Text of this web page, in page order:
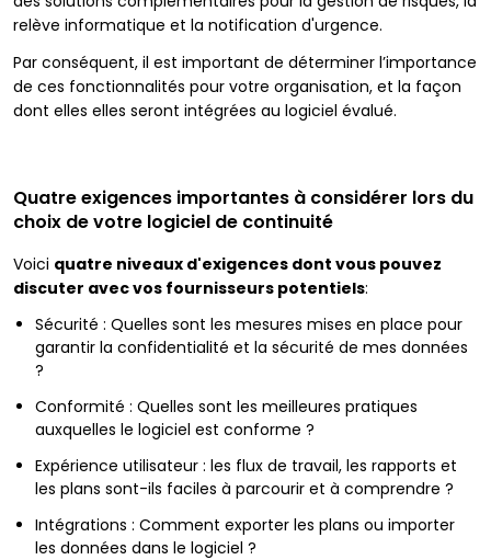
relève informatique et la notification d'urgence.
Par conséquent, il est important de déterminer l’importance
de ces fonctionnalités pour votre organisation, et la façon
dont elles elles seront intégrées au logiciel évalué.
Quatre exigences importantes à considérer lors du
choix de votre logiciel de continuité
Voici quatre niveaux d'exigences dont vous pouvez
discuter avec vos fournisseurs potentiels:
Sécurité : Quelles sont les mesures mises en place pour
garantir la confidentialité et la sécurité de mes données
?
Conformité : Quelles sont les meilleures pratiques
auxquelles le logiciel est conforme ?
Expérience utilisateur : les flux de travail, les rapports et
les plans sont-ils faciles à parcourir et à comprendre ?
Intégrations : Comment exporter les plans ou importer
les données dans le logiciel ?